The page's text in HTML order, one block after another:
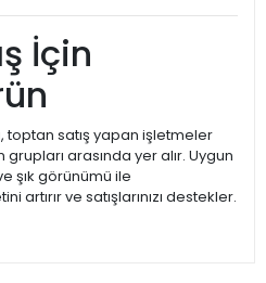
İçin
toptan satış yapan işletmeler
arasında yer alır. Uygun
şık görünümü ile
artırır ve satışlarınızı destekler.